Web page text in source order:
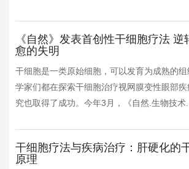
《自然》发表首创性干细胞疗法
愈的失明
干细胞是一类原始细胞，可以发育为成熟的
学家们都在探索干细胞治疗视网膜变性眼部
究也取得了成功。今年3月，《自然.生物技术...
干细胞疗法与疾病治疗：肝硬化的
原理